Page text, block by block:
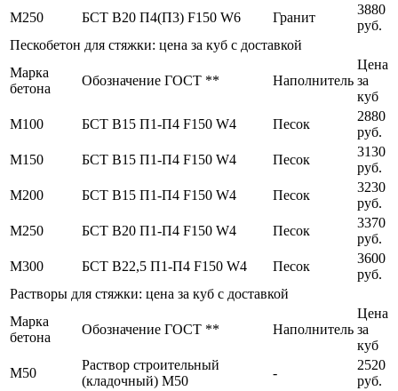
М250
БСТ В20 П4(П3) F150 W6 Гранит
3880
руб.
Пескобетон для стяжки: цена за куб с доставкой
Марка
бетона
Обозначение ГОСТ ** Наполнитель
Цена
за
куб
М100
БСТ В15 П1-П4 F150 W4 Песок
2880
руб.
М150
БСТ В15 П1-П4 F150 W4 Песок
3130
руб.
М200
БСТ В15 П1-П4 F150 W4 Песок
3230
руб.
М250
БСТ В20 П1-П4 F150 W4 Песок
3370
руб.
М300
БСТ В22,5 П1-П4 F150 W4 Песок
3600
руб.
Растворы для стяжки: цена за куб с доставкой
Марка
бетона
Обозначение ГОСТ ** Наполнитель
Цена
за
куб
М50
Раствор строительный
(кладочный) М50
-
2520
руб.